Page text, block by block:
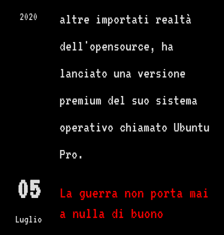
2020
altre importati realtà
dell'opensource, ha
lanciato una versione
premium del suo sistema
operativo chiamato Ubuntu
Pro.
05
Luglio
La guerra non porta mai
a nulla di buono